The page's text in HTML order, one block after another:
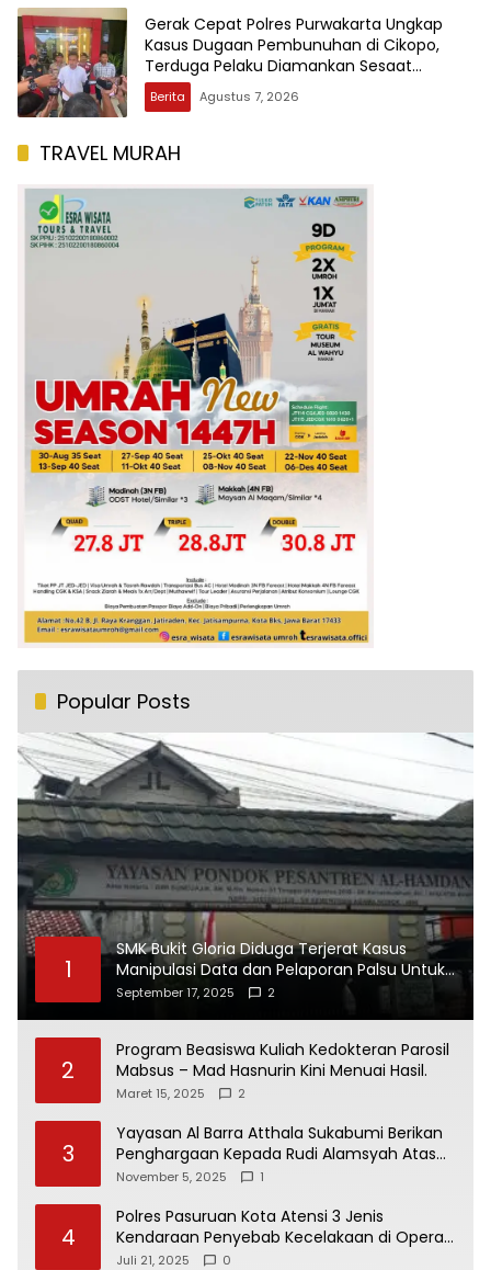
Gerak Cepat Polres Purwakarta Ungkap
Kasus Dugaan Pembunuhan di Cikopo,
Terduga Pelaku Diamankan Sesaat
Setelah Kejadian
Berita Agustus 7, 2026
TRAVEL MURAH
Popular Posts
1
SMK Bukit Gloria Diduga Terjerat Kasus
Manipulasi Data dan Pelaporan Palsu Untuk
Mendapatkan Dana Bos
September 17, 2025 2
2
Program Beasiswa Kuliah Kedokteran Parosil
Mabsus – Mad Hasnurin Kini Menuai Hasil.
Maret 15, 2025 2
3
Yayasan Al Barra Atthala Sukabumi Berikan
Penghargaan Kepada Rudi Alamsyah Atas
Kontribusi Sosial dan Kemasyarakatan
November 5, 2025 1
4
Polres Pasuruan Kota Atensi 3 Jenis
Kendaraan Penyebab Kecelakaan di Operasi
Patuh Semeru 2025
Juli 21, 2025 0